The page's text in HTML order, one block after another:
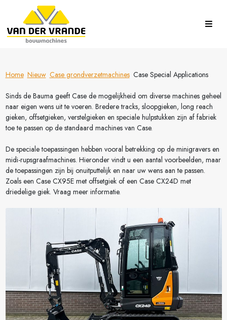
Home Nieuw Case grondverzetmachines Case Special Applications
Sinds de Bauma geeft Case de mogelijkheid om diverse machines geheel
naar eigen wens uit te voeren. Bredere tracks, sloopgieken, long reach
gieken, offsetgieken, verstelgieken en speciale hulpstukken zijn af fabriek
toe te passen op de standaard machines van Case.
De speciale toepassingen hebben vooral betrekking op de minigravers en
midi-rupsgraafmachines. Hieronder vindt u een aantal voorbeelden, maar
de toepassingen zijn bij onuitputtelijk en naar uw wens aan te passen.
Zoals een Case CX95E met offsetgiek of een Case CX24D met
driedelige giek. Vraag meer informatie.